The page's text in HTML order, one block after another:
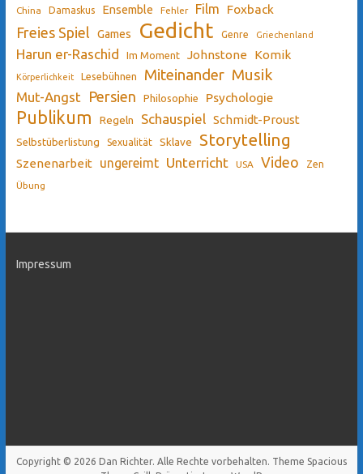
China Damaskus Ensemble Fehler Film Foxback
Freies Spiel Games Gedicht Genre Griechenland
Harun er-Raschid Im Moment Johnstone Komik
Körperlichkeit Lesebühnen Miteinander Musik
Mut-Angst Persien Philosophie Psychologie
Publikum Regeln Schauspiel Schmidt-Proust
Selbstüberlistung Sexualität Sklave Storytelling
Szenenarbeit ungereimt Unterricht USA Video Zen
Übung
Impressum
Copyright © 2026 Dan Richter. Alle Rechte vorbehalten. Theme Spacious